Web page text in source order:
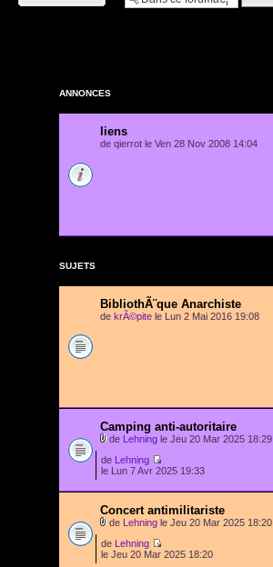
ANNONCES
liens
de qierrot le Ven 28 Nov 2008 14:04
SUJETS
BibliothÃ¨que Anarchiste
de krÃ©pite le Lun 2 Mai 2016 19:08
Camping anti-autoritaire
de Lehning le Jeu 20 Mar 2025 18:29
de
Lehning
le Lun 7 Avr 2025 19:33
Concert antimilitariste
de Lehning le Jeu 20 Mar 2025 18:20
de
Lehning
le Jeu 20 Mar 2025 18:20